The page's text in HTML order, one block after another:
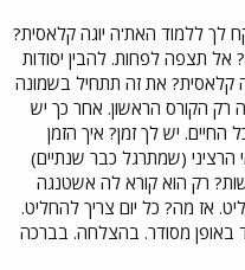
כמה זמן יקח לך ללמוד האת'ה יוגה קלאסית?
אל תצפה לפחות. להבין יסודות
קלאסית? את זה תתחיל בשמונה
נראה. 2. קורסים זה רק הקורס הראשון. אחר כך יש
החיים. יש לך זמן? איך הזמן
הרציני (שמתרגל כבר שנתיים)
רק הוא קורא לה אשטנגה
אז מה? כל יום צריך להחליט.
8ותתחיל ללמוד באופן מסודר. בהצלחה. בברכה